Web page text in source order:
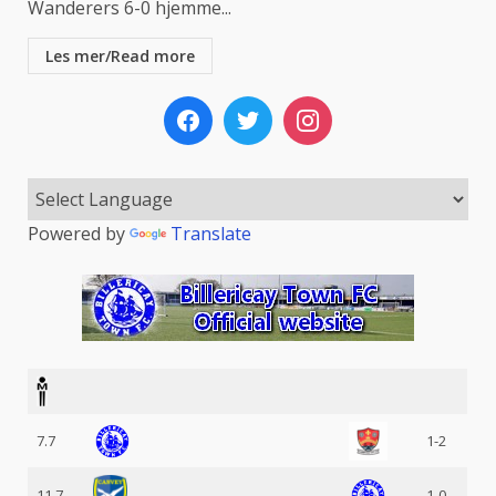
Wanderers 6-0 hjemme...
Les mer/Read more
Powered by Translate
7.7 1-2